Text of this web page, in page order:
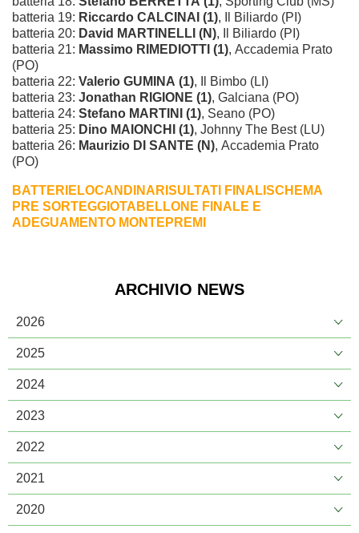
batteria 19: Riccardo CALCINAI (1), Il Biliardo (PI)
batteria 20: David MARTINELLI (N), Il Biliardo (PI)
batteria 21: Massimo RIMEDIOTTI (1), Accademia Prato
(PO)
batteria 22: Valerio GUMINA (1), Il Bimbo (LI)
batteria 23: Jonathan RIGIONE (1), Galciana (PO)
batteria 24: Stefano MARTINI (1), Seano (PO)
batteria 25: Dino MAIONCHI (1), Johnny The Best (LU)
batteria 26: Maurizio DI SANTE (N), Accademia Prato
(PO)
BATTERIE LOCANDINA RISULTATI FINALI SCHEMA
PRE SORTEGGIOTABELLONE FINALE E
ADEGUAMENTO MONTEPREMI
ARCHIVIO NEWS
2026
2025
2024
2023
2022
2021
2020